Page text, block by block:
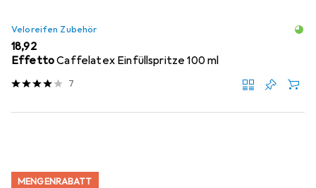
Veloreifen Zubehör
EUR
18,92
EffettoCaffelatex Einfüllspritze 100 ml
7
MENGENRABATT